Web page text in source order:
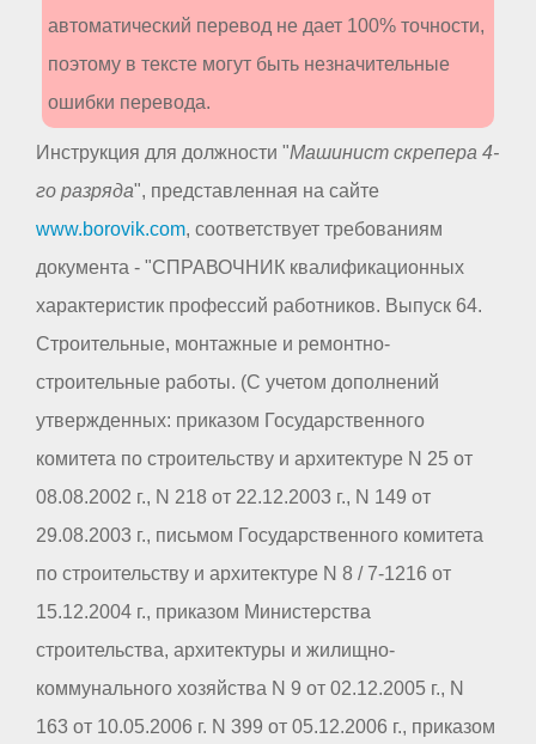
автоматический перевод не дает 100% точности,
поэтому в тексте могут быть незначительные
ошибки перевода.
Инструкция для должности "Машинист скрепера 4-
го разряда", представленная на сайте
www.borovik.com, соответствует требованиям
документа - "СПРАВОЧНИК квалификационных
характеристик профессий работников. Выпуск 64.
Строительные, монтажные и ремонтно-
строительные работы. (С учетом дополнений
утвержденных: приказом Государственного
комитета по строительству и архитектуре N 25 от
08.08.2002 г., N 218 от 22.12.2003 г., N 149 от
29.08.2003 г., письмом Государственного комитета
по строительству и архитектуре N 8 / 7-1216 от
15.12.2004 г., приказом Министерства
строительства, архитектуры и жилищно-
коммунального хозяйства N 9 от 02.12.2005 г., N
163 от 10.05.2006 г. N 399 от 05.12.2006 г., приказом